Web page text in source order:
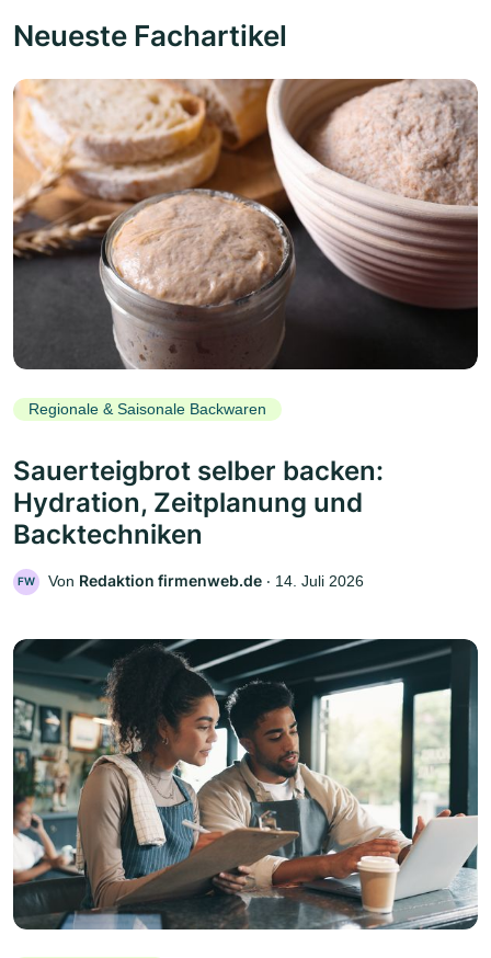
Neueste Fachartikel
Regionale & Saisonale Backwaren
Sauerteigbrot selber backen:
Hydration, Zeitplanung und
Backtechniken
FW Von Redaktion firmenweb.de ‧ 14. Juli 2026